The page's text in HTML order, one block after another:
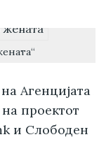
Агенцијата
проектот
и Слободен